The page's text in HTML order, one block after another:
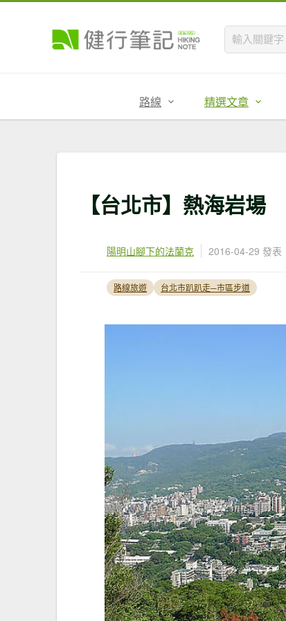
路線 精選文章
【台北市】熱海岩場
陽明山腳下的法蘭克 2016-04-29 發表
路線旅遊 台北市趴趴走─市區步道